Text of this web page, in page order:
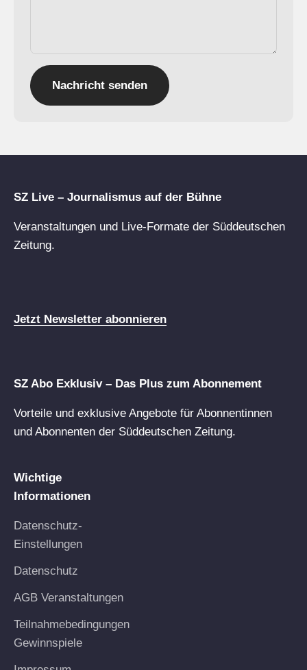
Nachricht senden
SZ Live – Journalismus auf der Bühne
Veranstaltungen und Live-Formate der Süddeutschen
Zeitung.
Jetzt Newsletter abonnieren
SZ Abo Exklusiv – Das Plus zum Abonnement
Vorteile und exklusive Angebote für Abonnentinnen
und Abonnenten der Süddeutschen Zeitung.
Wichtige
Informationen
Datenschutz-
Einstellungen
Datenschutz
AGB Veranstaltungen
Teilnahmebedingungen
Gewinnspiele